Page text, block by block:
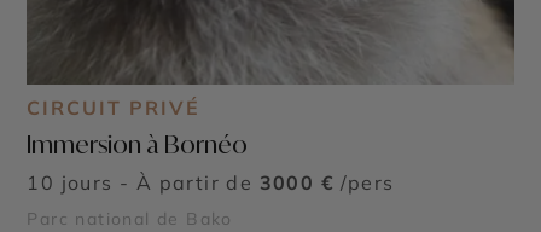
CIRCUIT PRIVÉ
Immersion à Bornéo
10 jours - À partir de 3000 € /pers
Parc national de Bako